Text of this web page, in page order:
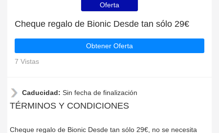
Oferta
Cheque regalo de Bionic Desde tan sólo 29€
Obtener Oferta
7 Vistas
Caducidad: Sin fecha de finalización
TÉRMINOS Y CONDICIONES
Cheque regalo de Bionic Desde tan sólo 29€, no se necesita